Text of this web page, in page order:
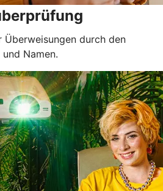
Überweisungen durch den
Namen.